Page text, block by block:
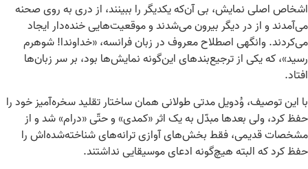
اشخاص اصلی نمایش، بی آن‌که یکدیگر را ببینند، از دری به روی صحنه
می‌آمدند و از در دیگر بیرون می‌شدند و موقعیت‌هایی خنده‌دار ایجاد
می‌کردند. وانگهی اصطلاح معروف در زبان فرانسه، «خداوندا! شوهرم
رسید»، که یکی از ترجیع‌بندهای این‌گونه نمایش‌ها بود، بر سر زبان‌ها
افتاد.
با این توصیف، وُدویل مدتی طولانی همان ساختار تقلید سخره‌آمیز خود را
حفظ کرد، ولی بعدها مبدّل به یک اثر «کمدی» و حتّی «درام» شد و از
مشخصات قدیمی، فقط بخش‌های آوازی ترانه‌های شناخته‌شده‌اش را
حفظ کرد که البته هیچ‌گونه ادعای موسیقایی نداشتند.